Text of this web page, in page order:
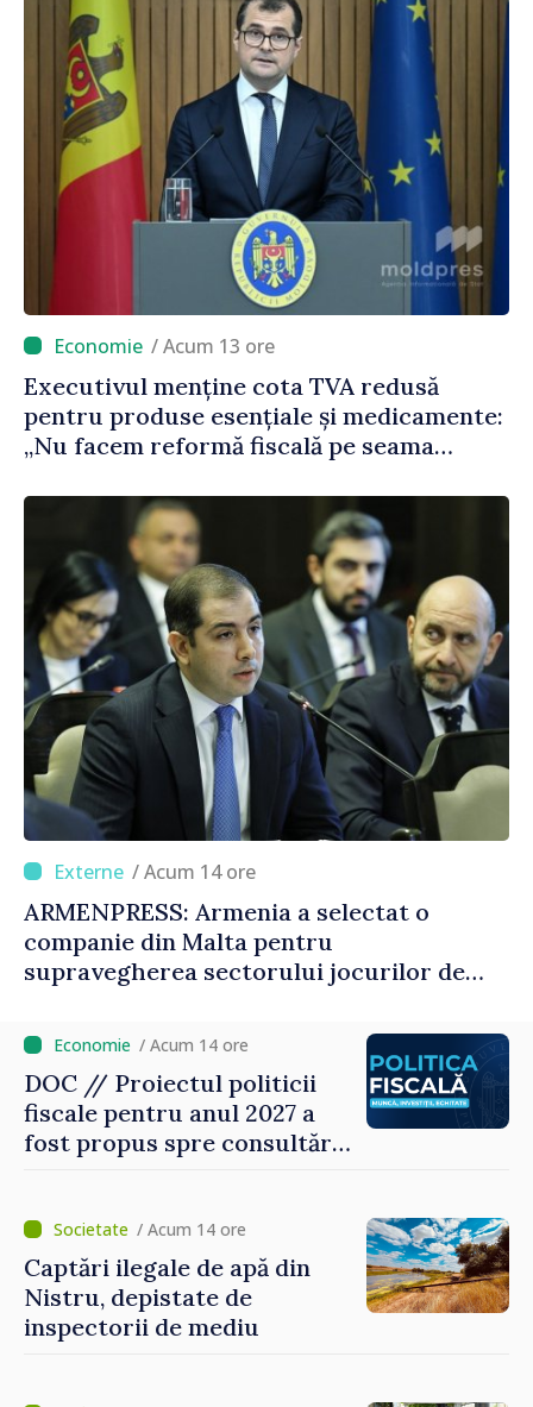
/ Acum 13 ore
Executivul menține cota TVA redusă
pentru produse esențiale și medicamente:
„Nu facem reformă fiscală pe seama
/ Acum 14 ore
ARMENPRESS: Armenia a selectat o
companie din Malta pentru
supravegherea sectorului jocurilor de
/ Acum 14 ore
DOC // Proiectul politicii
fiscale pentru anul 2027 a
fost propus spre consultări
/ Acum 14 ore
Captări ilegale de apă din
Nistru, depistate de
inspectorii de mediu